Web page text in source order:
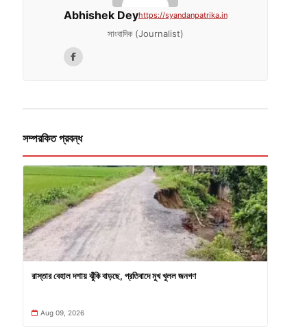
Abhishek Deyhttps://syandanpatrika.in
সাংবাদিক (Journalist)
সম্পরকিত প্রবন্ধ
রাস্তার বেহাল দশায় ঝুঁকি বাড়ছে, প্রতিবাদে মুখ খুলল জনগণ
Aug 09, 2026